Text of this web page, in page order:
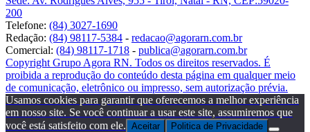
200
Telefone: (84) 3027-1690
Redação: (84) 98117-5384 - redacao@agorarn.com.br
Comercial: (84) 98117-1718 - publica@agorarn.com.br
Copyright Grupo Agora RN. Todos os direitos reservados. É
proibida a reprodução do conteúdo desta página em qualquer meio
de comunicação, eletrônico ou impresso, sem autorização prévia.
Usamos cookies para garantir que oferecemos a melhor experiência
em nosso site. Se você continuar a usar este site, assumiremos que
você está satisfeito com ele. Aceitar Politica de Privacidade